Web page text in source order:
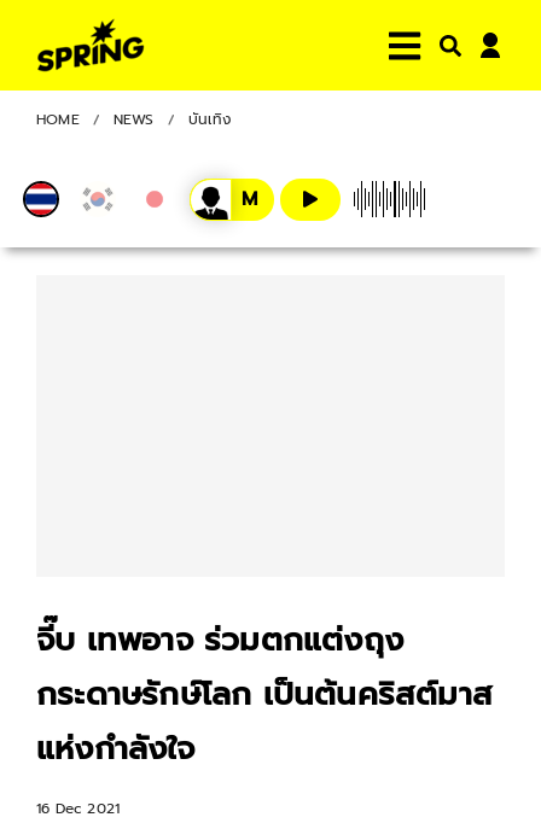
HOME NEWS บันเทิง
จี๊บ เทพอาจ ร่วมตกแต่งถุง
กระดาษรักษ์โลก เป็นต้นคริสต์มาส
แห่งกำลังใจ
16 Dec 2021